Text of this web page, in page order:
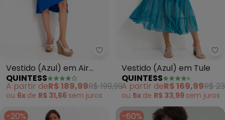
Quintess - Vestido (Azul) em
Vestido (Azul) em Air
Flow
QUINTESS
A partir deR$ 189,99R$ 199,99
ou 6x de R$ 31,66 sem juros
Vestido (Azul) em Tule
QUINTESS
A partir deR$ 169,99R$
ou 5x de R$ 33,99 sem juros
-20% -60%